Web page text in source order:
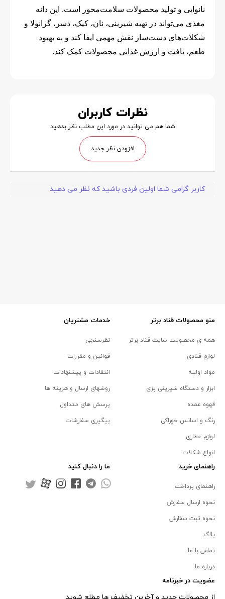
نانوایی و تولید محصولات سلامت‌محور است. این دانه
مغذی می‌تواند در تهیه شیرینی، نان، کیک، دسر، گرانولا و
شکلات‌های دست‌ساز نقش مهمی ایفا کند و به بهبود
طعم، بافت و ارزش غذایی محصولات کمک کند.
نظرات کاربران
شما هم می توانید در مورد این مطلب نظر بدهید
افزودن نظر جدید
کاربر گرامی شما اولین فردی باشید که نظر می دهید.
منو محصولات قناد برتر
همه ی محصولات سایت قناد برتر
لوازم قنادی
مواد اولیه
ابزار و دستگاه شیرینی پزی
قهوه عمده
رنگ و اسانس خوراکی
لوازم عطاری
انواع شکلات
خدمات مشتریان
نظرسنجی
قوانین و مقررات
انتقادات و پیشنهادات
روشهای ارسال و هزینه ها
پرسش های متداول
پیگیری سفارشات
راهنمای خرید
راهنمای پرداخت
نحوه ارسال سفارش
نحوه ثبت سفارش
بلاگ
تماس با ما
درباره ما
ما را دنبال کنید
عضویت در خبرنامه